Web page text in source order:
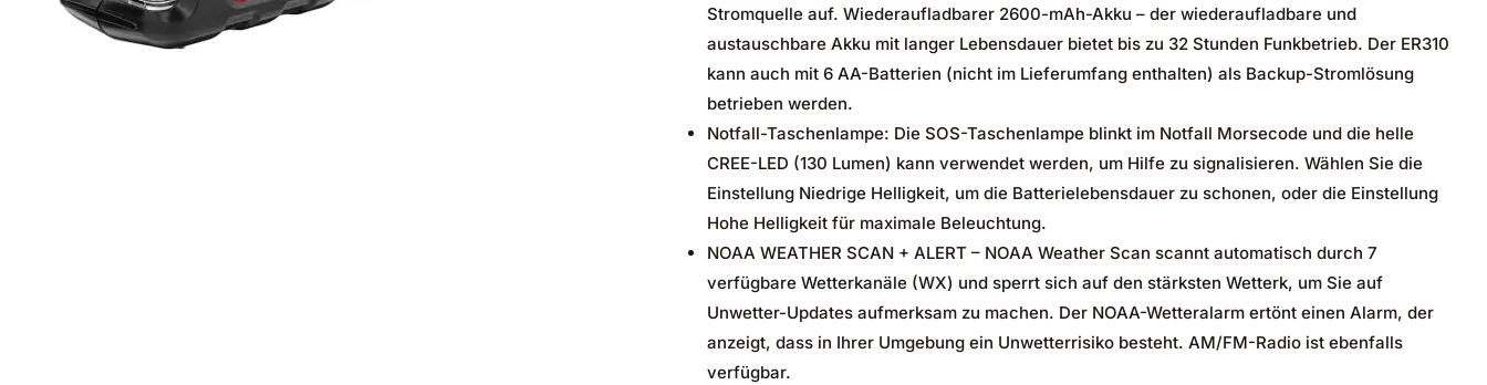
Stromquelle auf. Wiederaufladbarer 2600-mAh-Akku – der wiederaufladbare und
austauschbare Akku mit langer Lebensdauer bietet bis zu 32 Stunden Funkbetrieb. Der ER310
kann auch mit 6 AA-Batterien (nicht im Lieferumfang enthalten) als Backup-Stromlösung
betrieben werden.
Notfall-Taschenlampe: Die SOS-Taschenlampe blinkt im Notfall Morsecode und die helle
CREE-LED (130 Lumen) kann verwendet werden, um Hilfe zu signalisieren. Wählen Sie die
Einstellung Niedrige Helligkeit, um die Batterielebensdauer zu schonen, oder die Einstellung
Hohe Helligkeit für maximale Beleuchtung.
NOAA WEATHER SCAN + ALERT – NOAA Weather Scan scannt automatisch durch 7
verfügbare Wetterkanäle (WX) und sperrt sich auf den stärksten Wetterk, um Sie auf
Unwetter-Updates aufmerksam zu machen. Der NOAA-Wetteralarm ertönt einen Alarm, der
anzeigt, dass in Ihrer Umgebung ein Unwetterrisiko besteht. AM/FM-Radio ist ebenfalls
verfügbar.